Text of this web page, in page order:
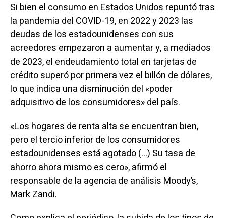
Si bien el consumo en Estados Unidos repuntó tras
la pandemia del COVID-19, en 2022 y 2023 las
deudas de los estadounidenses con sus
acreedores empezaron a aumentary, a mediados
de 2023, el endeudamiento total en tarjetas de
crédito superó por primera vez el billón de dólares,
lo que indica una disminución del «poder
adquisitivo de los consumidores» del país.
«Los hogares de renta alta se encuentran bien,
pero el tercio inferior de los consumidores
estadounidenses está agotado (…) Su tasa de
ahorro ahora mismo es cero», afirmó el
responsable de la agencia de análisis Moody’s,
Mark Zandi.